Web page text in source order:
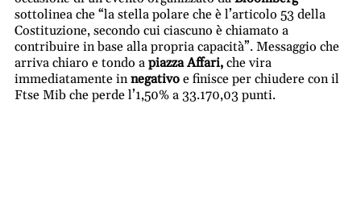
sottolinea che “la stella polare che è l’articolo 53 della
Costituzione, secondo cui ciascuno è chiamato a
contribuire in base alla propria capacità”. Messaggio che
arriva chiaro e tondo a piazza Affari, che vira
immediatamente innegativo e finisce per chiudere con il
Ftse Mib che perde l’1,50% a 33.170,03 punti.